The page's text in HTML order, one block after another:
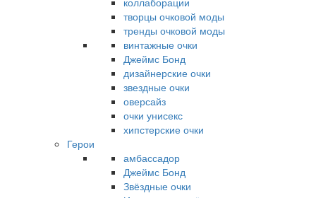
творцы очковой моды
тренды очковой моды
винтажные очки
Джеймс Бонд
дизайнерские очки
звездные очки
оверсайз
очки унисекс
хипстерские очки
Герои
амбассадор
Джеймс Бонд
Звёздные очки